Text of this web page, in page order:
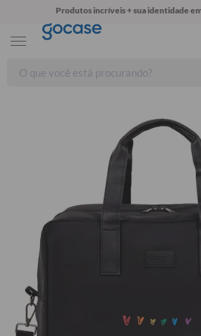
Produtos incríveis + sua identidade